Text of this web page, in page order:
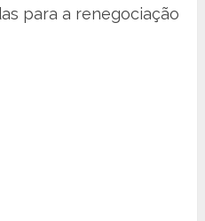
para a renegociação